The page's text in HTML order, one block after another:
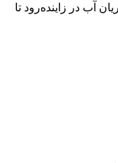
آب در زاینده‌رود تا